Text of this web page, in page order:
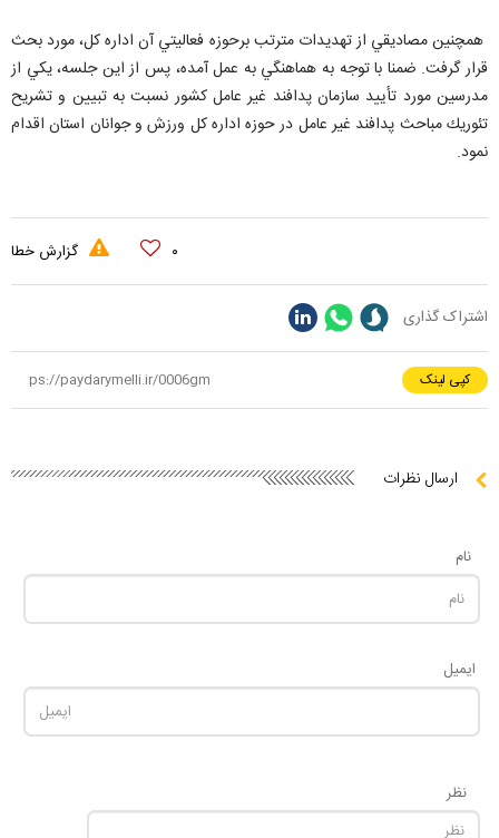
همچنين مصاديقي از تهديدات مترتب برحوزه فعاليتي آن اداره كل، مورد بحث
قرار گرفت. ضمنا با توجه به هماهنگي به عمل آمده، پس از اين جلسه، يكي از
مدرسين مورد تأييد سازمان پدافند غير عامل كشور نسبت به تبيين و تشريح
تئوريك مباحث پدافند غير عامل در حوزه اداره كل ورزش و جوانان استان اقدام
نمود.
۰ گزارش خطا
اشتراک گذاری
کپی لینک
ارسال نظرات
نام
ایمیل
نظر